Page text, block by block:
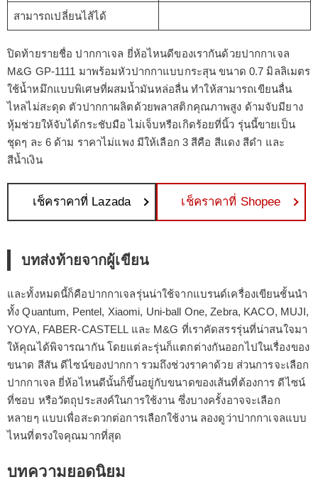
สามารถเปลี่ยนไส้ได้
ปิดท้ายรายชื่อ ปากกาเจล ยี่ห้อไหนดีของเรากันด้วยปากกาเจล
M&G GP-1111 มาพร้อมหัวปากกาแบบกระสุน ขนาด 0.7 มิลลิเมตร
ใช้น้ำหมึกแบบพิเศษที่ผสมน้ำมันหล่อลื่น ทำให้สามารถเขียนลื่น
ไหลไม่สะดุด ตัวปากกาผลิตด้วยพลาสติกคุณภาพสูง ด้ามจับมียาง
หุ้มช่วยให้จับได้กระชับมือ ไม่เจ็บหรือเกิดร้อยที่นิ้ว รุ่นนี้ขายเป็น
ชุดๆ ละ 6 ด้าม ราคาไม่แพง มีให้เลือก 3 สีคือ สีแดง สีดำ และ
สีน้ำเงิน
เช็คราคาที่ Lazada เช็คราคาที่ Shopee
บทส่งท้ายจากผู้เขียน
และทั้งหมดนี้ก็คือปากกาเจลรุ่นน่าใช้จากแบรนด์เครื่องเขียนชั้นนำ
ทั้ง Quantum, Pentel, Xiaomi, Uni-ball One, Zebra, KACO, MUJI,
YOYA, FABER-CASTELL และ M&G ที่เราคัดสรรรุ่นที่น่าสนใจมา
ให้คุณได้พิจารณากัน โดยแต่ละรุ่นก็แตกต่างกันออกไปในเรื่องของ
ขนาด สีสัน ดีไซน์ของปากกา รวมถึงช่วงราคาด้วย ส่วนการจะเลือก
ปากกาเจล ยี่ห้อไหนดีนั้นก็ขึ้นอยู่กับขนาดของเส้นที่ต้องการ ดีไซน์
ที่ชอบ หรือวัตถุประสงค์ในการใช้งาน ซึ่งบางครั้งอาจจะเลือก
หลายๆ แบบเพื่อสะดวกต่อการเลือกใช้งาน ลองดูว่าปากกาเจลแบบ
ไหนที่ตรงใจคุณมากที่สุด
บทความยอดนิยม